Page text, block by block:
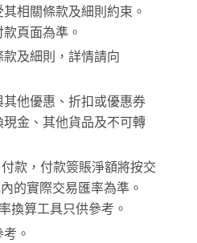
相關條款及細則約束。
頁面為準。
及細則，詳情請向
他優惠、折扣或優惠券
金、其他貨品及不可轉
款，付款簽賬淨額將按交
的實際交易匯率為準。
換算工具只供參考。
。